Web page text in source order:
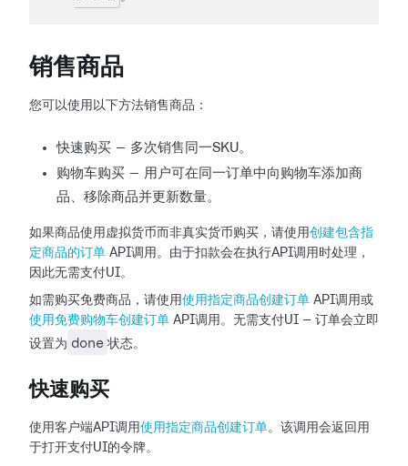
销售商品
您可以使用以下方法销售商品：
快速购买 — 多次销售同一SKU。
购物车购买 — 用户可在同一订单中向购物车添加商
品、移除商品并更新数量。
如果商品使用虚拟货币而非真实货币购买，请使用创建包含指
定商品的订单 API调用。由于扣款会在执行API调用时处理，
因此无需支付UI。
如需购买免费商品，请使用使用指定商品创建订单 API调用或
使用免费购物车创建订单 API调用。无需支付UI — 订单会立即
设置为 done 状态。
快速购买
使用客户端API调用使用指定商品创建订单。该调用会返回用
于打开支付UI的令牌。